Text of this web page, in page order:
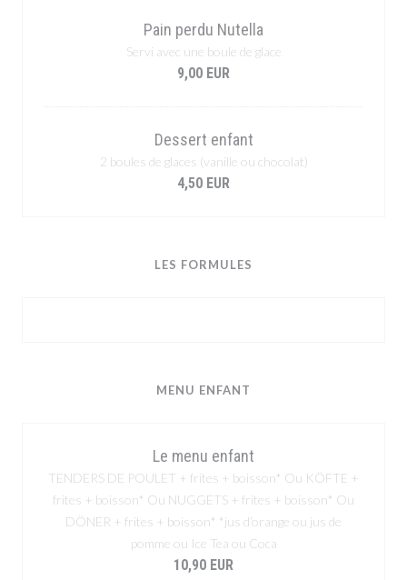
Pain perdu Nutella
Servi avec une boule de glace
9,00 EUR
Dessert enfant
2 boules de glaces (vanille ou chocolat)
4,50 EUR
LES FORMULES
MENU ENFANT
Le menu enfant
TENDERS DE POULET + frites + boisson* Ou KÖFTE +
frites + boisson* Ou NUGGETS + frites + boisson* Ou
DÖNER + frites + boisson* *jus d’orange ou jus de
pomme ou Ice Tea ou Coca
10,90 EUR